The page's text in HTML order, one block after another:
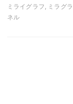
ミライグラフ, ミラグラ
ネル